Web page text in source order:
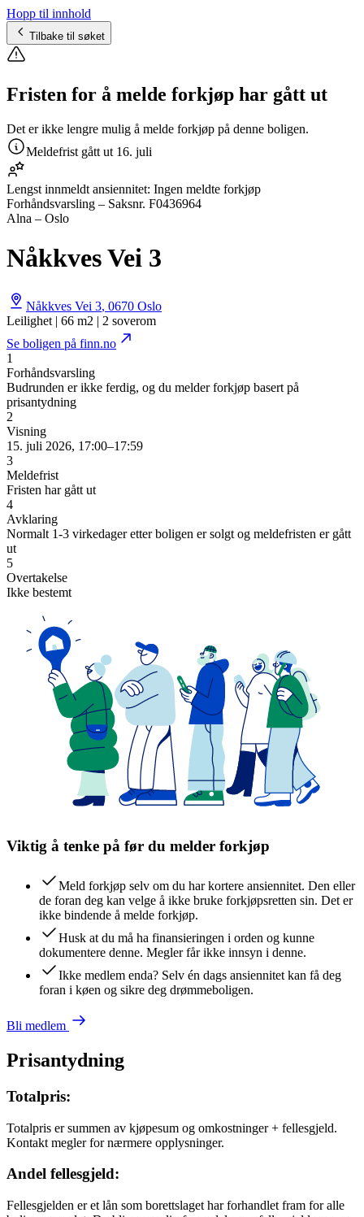
Hopp til innhold
Tilbake til søket
Fristen for å melde forkjøp har gått ut
Det er ikke lengre mulig å melde forkjøp på denne boligen.
Meldefrist gått ut 16. juli
Lengst innmeldt ansiennitet: Ingen meldte forkjøp
Forhåndsvarsling – Saksnr. F0436964
Alna – Oslo
Nåkkves Vei 3
Nåkkves Vei 3, 0670 Oslo
Leilighet | 66 m2 | 2 soverom
Se boligen på finn.no
1
Forhåndsvarsling
Budrunden er ikke ferdig, og du melder forkjøp basert på
prisantydning
2
Visning
15. juli 2026, 17:00–17:59
3
Meldefrist
Fristen har gått ut
4
Avklaring
Normalt 1-3 virkedager etter boligen er solgt og meldefristen er gått
ut
5
Overtakelse
Ikke bestemt
Viktig å tenke på før du melder forkjøp
Meld forkjøp selv om du har kortere ansiennitet. Den eller
de foran deg kan velge å ikke bruke forkjøpsretten sin. Det er
ikke bindende å melde forkjøp.
Husk at du må ha finansieringen i orden og kunne
dokumentere denne. Megler får ikke innsyn i denne.
Ikke medlem enda? Selv én dags ansiennitet kan få deg
foran i køen og sikre deg drømmeboligen.
Bli medlem
Prisantydning
Totalpris:
Totalpris er summen av kjøpesum og omkostninger + fellesgjeld.
Kontakt megler for nærmere opplysninger.
Andel fellesgjeld:
Fellesgjelden er et lån som borettslaget har forhandlet fram for alle